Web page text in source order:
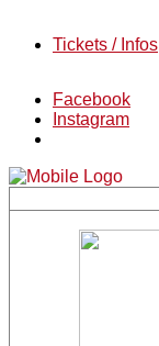
Tickets / Infos
Facebook
Instagram